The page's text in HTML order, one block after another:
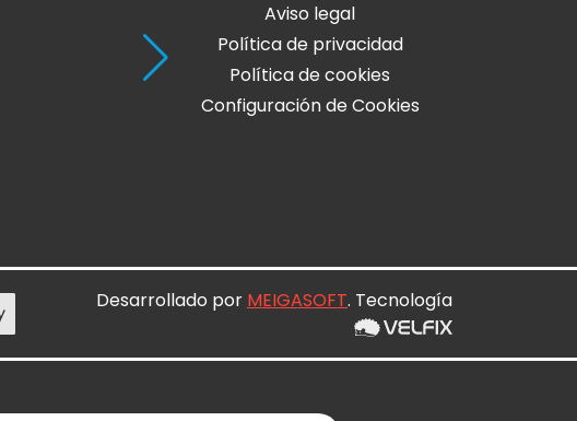
Teléfono: 982 128 424
online@holaola.com
Aviso legal
Política de privacidad
Política de cookies
Configuración de Cookies
Desarrollado por MEIGASOFT. Tecnología